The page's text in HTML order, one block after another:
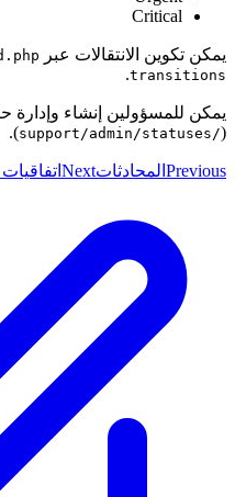
Critical
يمكن تكوين الانتقالات عبر
transitions
.
يمكن للمسؤولين إنشاء
(
/support/admin/statuses
).
Previous المحادثاتNext